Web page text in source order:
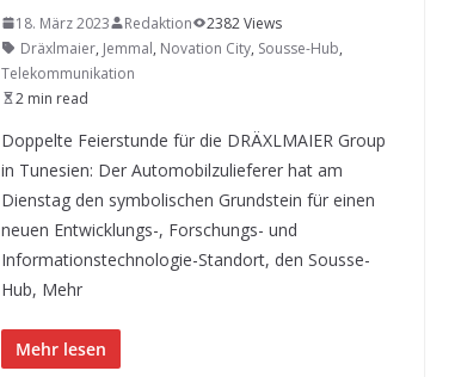
18. März 2023 Redaktion
2382 Views
Dräxlmaier, Jemmal, Novation City, Sousse-Hub,
Telekommunikation
2 min read
Doppelte Feierstunde für die DRÄXLMAIER Group
in Tunesien: Der Automobilzulieferer hat am
Dienstag den symbolischen Grundstein für einen
neuen Entwicklungs-, Forschungs- und
Informationstechnologie-Standort, den Sousse-
Hub, Mehr
Mehr lesen